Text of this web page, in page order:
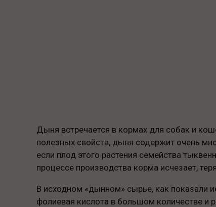
Дыня встречается в кормах для собак и
полезных свойств, дыня содержит очень
если плод этого растения семейства
процессе производства корма исчезает,
В исходном «дынном» сырье, как показали
фолиевая кислота в большом количестве и